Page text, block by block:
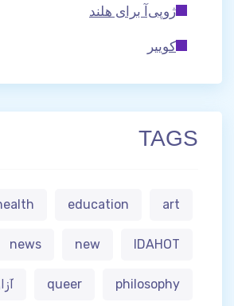
ژوپی‌آ برای هلند
کوییر
TAGS
art
education
IDAHOT
new
news
philosophy
queer